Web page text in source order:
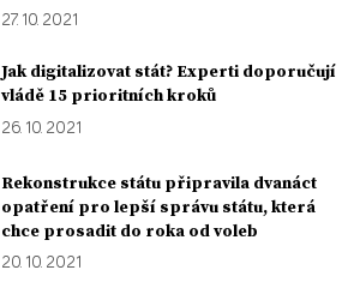
27. 10. 2021
Jak digitalizovat stát? Experti doporučují
vládě 15 prioritních kroků
26. 10. 2021
Rekonstrukce státu připravila dvanáct
opatření pro lepší správu státu, která
chce prosadit do roka od voleb
20. 10. 2021